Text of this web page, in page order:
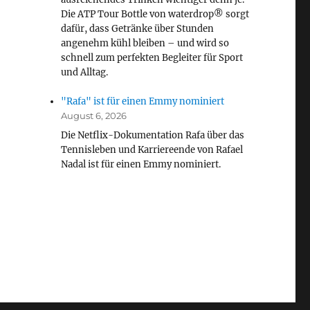
Die ATP Tour Bottle von waterdrop® sorgt
dafür, dass Getränke über Stunden
angenehm kühl bleiben – und wird so
schnell zum perfekten Begleiter für Sport
und Alltag.
"Rafa" ist für einen Emmy nominiert
August 6, 2026
Die Netflix-Dokumentation Rafa über das
Tennisleben und Karriereende von Rafael
Nadal ist für einen Emmy nominiert.